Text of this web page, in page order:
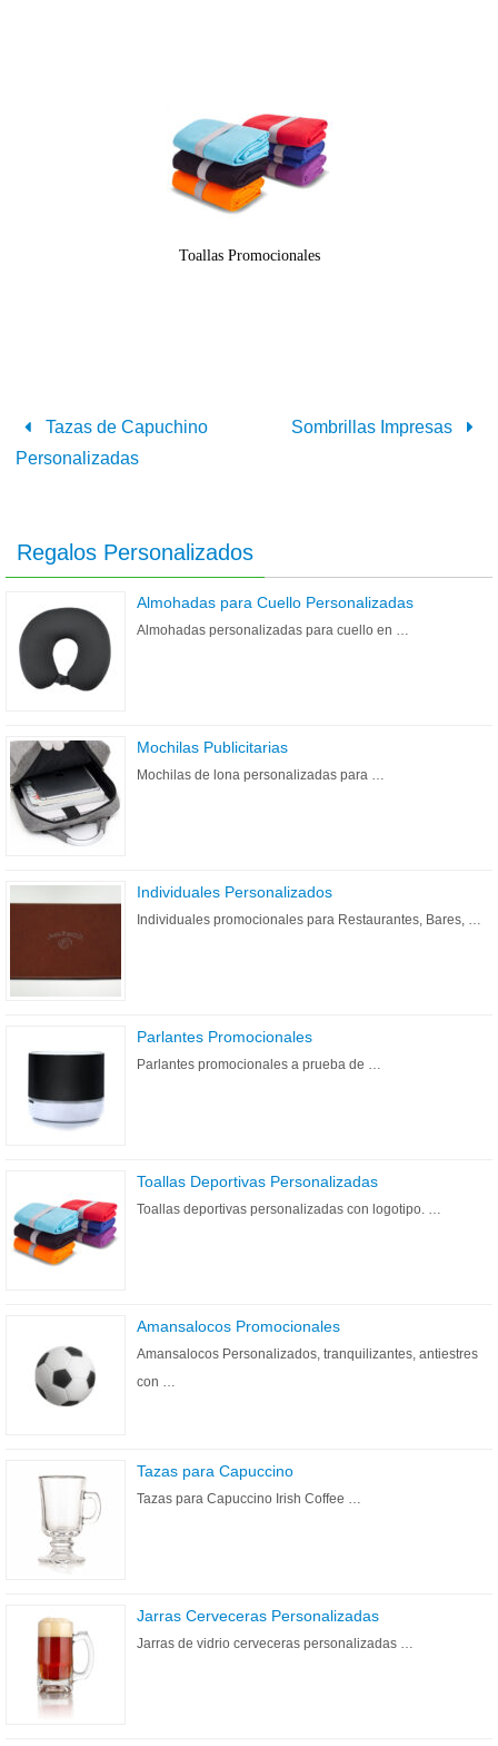
Toallas Promocionales
Tazas de Capuchino
Personalizadas
Sombrillas Impresas
Regalos Personalizados
Almohadas para Cuello Personalizadas
Almohadas personalizadas para cuello en …
Mochilas Publicitarias
Mochilas de lona personalizadas para …
Individuales Personalizados
Individuales promocionales para Restaurantes, Bares, …
Parlantes Promocionales
Parlantes promocionales a prueba de …
Toallas Deportivas Personalizadas
Toallas deportivas personalizadas con logotipo. …
Amansalocos Promocionales
Amansalocos Personalizados, tranquilizantes, antiestres
con …
Tazas para Capuccino
Tazas para Capuccino Irish Coffee …
Jarras Cerveceras Personalizadas
Jarras de vidrio cerveceras personalizadas …